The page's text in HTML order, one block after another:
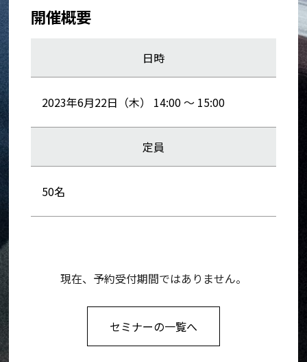
開催概要
日時
2023年6月22日（木） 14:00 ～ 15:00
定員
50名
現在、予約受付期間ではありません。
セミナーの一覧へ